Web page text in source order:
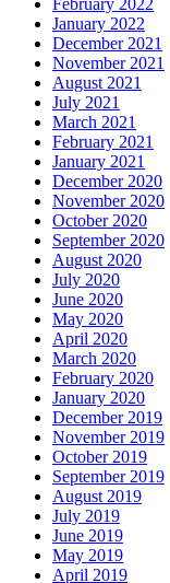
January 2022
December 2021
November 2021
August 2021
July 2021
March 2021
February 2021
January 2021
December 2020
November 2020
October 2020
September 2020
August 2020
July 2020
June 2020
May 2020
April 2020
March 2020
February 2020
January 2020
December 2019
November 2019
October 2019
September 2019
August 2019
July 2019
June 2019
May 2019
April 2019